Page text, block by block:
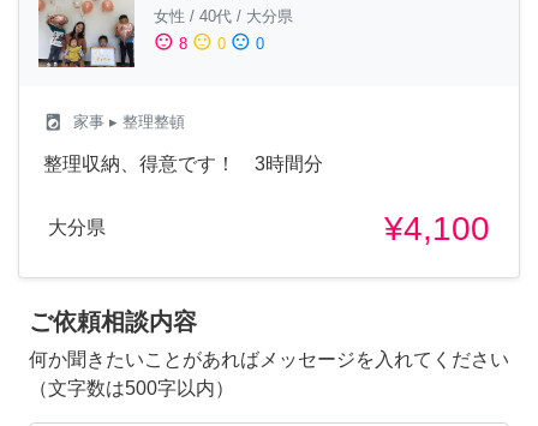
女性 / 40代 / 大分県
sentiment_satisfied 8 sentiment_neutral 0 sentiment_dissatisfied 0
local_laundry_service 家事 ▸ 整理整頓
整理収納、得意です！ 3時間分
大分県 ¥4,100
ご依頼相談内容
何か聞きたいことがあればメッセージを入れてください
（文字数は500字以内）